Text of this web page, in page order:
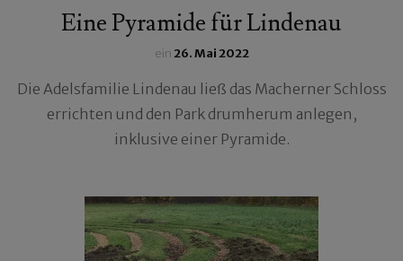
Eine Pyramide für Lindenau
ein26. Mai 2022
Die Adelsfamilie Lindenau ließ das Macherner Schloss
errichten und den Park drumherum anlegen,
inklusive einer Pyramide.